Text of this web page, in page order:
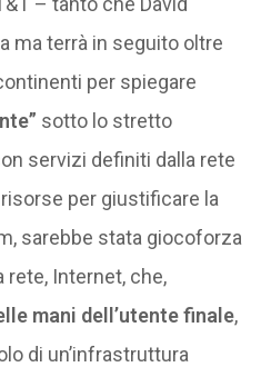
ma terrà in seguito oltre
per spiegare
sotto lo stretto
servizi definiti dalla rete
per giustificare la
sarebbe stata giocoforza
rete, Internet, che,
mani dell’utente finale,
di un’infrastruttura